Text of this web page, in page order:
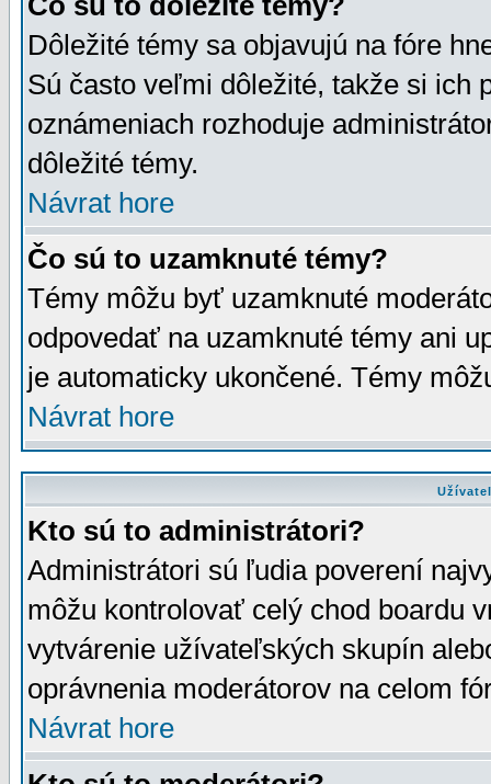
Dôležité témy sa objavujú na fóre
Sú často veľmi dôležité, takže si ich
oznámeniach rozhoduje
dôležité témy.
Návrat hore
Čo sú to uzamknuté témy?
Témy môžu byť uzamknuté
odpovedať na uzamknuté témy ani
je automaticky ukončené. Témy
Návrat hore
Kto sú to administrátori?
Administrátori sú ľudia poverení
môžu kontrolovať celý chod boardu
vytvárenie užívateľských skupín
oprávnenia moderátorov na celom
Návrat hore